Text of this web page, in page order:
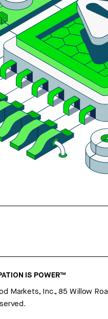
IS POWER™
Markets, Inc., 85 Willow